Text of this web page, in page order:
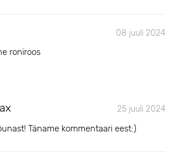
08 juuli 2024
roniroos
25 juuli 2024
Täname kommentaari eest:)